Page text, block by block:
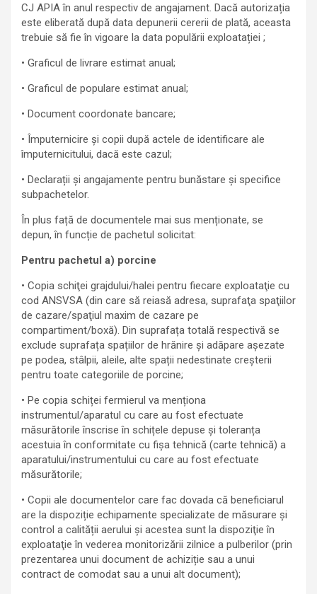
CJ APIA în anul respectiv de angajament. Dacă autorizația
este eliberată după data depunerii cererii de plată, aceasta
trebuie să fie în vigoare la data populării exploatației ;
• Graficul de livrare estimat anual;
• Graficul de populare estimat anual;
• Document coordonate bancare;
• Împuternicire şi copii după actele de identificare ale
împuternicitului, dacă este cazul;
• Declarații și angajamente pentru bunăstare și specifice
subpachetelor.
În plus față de documentele mai sus menționate, se
depun, în funcție de pachetul solicitat:
Pentru pachetul a) porcine
• Copia schiţei grajdului/halei pentru fiecare exploataţie cu
cod ANSVSA (din care să reiasă adresa, suprafaţa spaţiilor
de cazare/spaţiul maxim de cazare pe
compartiment/boxă). Din suprafața totală respectivă se
exclude suprafața spațiilor de hrănire și adăpare așezate
pe podea, stâlpii, aleile, alte spații nedestinate creșterii
pentru toate categoriile de porcine;
• Pe copia schiței fermierul va menționa
instrumentul/aparatul cu care au fost efectuate
măsurătorile înscrise în schițele depuse și toleranța
acestuia în conformitate cu fișa tehnică (carte tehnică) a
aparatului/instrumentului cu care au fost efectuate
măsurătorile;
• Copii ale documentelor care fac dovada că beneficiarul
are la dispoziție echipamente specializate de măsurare și
control a calității aerului şi acestea sunt la dispoziţie în
exploataţie în vederea monitorizării zilnice a pulberilor (prin
prezentarea unui document de achiziție sau a unui
contract de comodat sau a unui alt document);